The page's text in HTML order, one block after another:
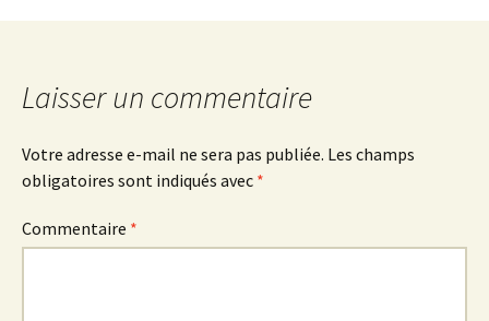
des
articles
Laisser un commentaire
Votre adresse e-mail ne sera pas publiée. Les champs
obligatoires sont indiqués avec *
Commentaire *